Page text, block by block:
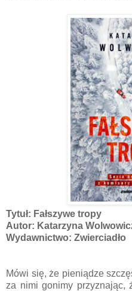
Tytuł: Fałszywe tropy
Autor: Katarzyna
Wydawnictwo: Zwierciadło
Mówi się, że pieniądze
za nimi gonimy